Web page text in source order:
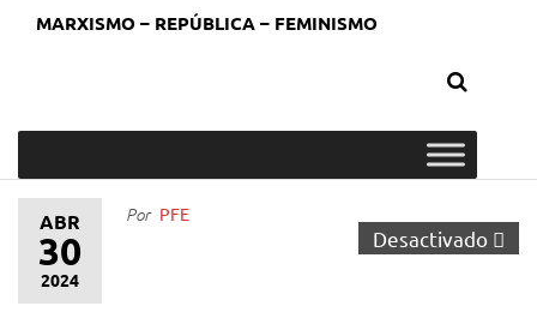
MARXISMO – REPÚBLICA – FEMINISMO
ABR
30
2024
Desactivado
Por PFE